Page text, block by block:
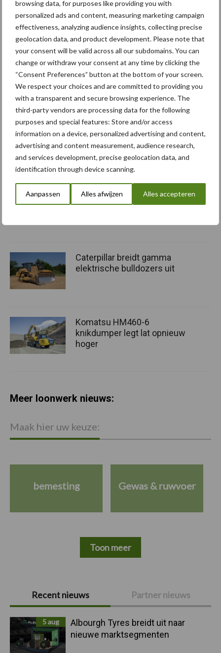
browsing data, for purposes like providing you with
personalized ads and content, measuring marketing campaign
effectiveness, analyzing audience insights, collecting precise
geolocation data, and product development. Please note that
your consent will be valid across all our subdomains. You can
change or withdraw your consent at any time by clicking the
“Consent Preferences” button at the bottom of your screen.
We respect your choices and are committed to providing you
with a transparent and secure browsing experience. The
third-party vendors are processing data for the following
purposes and special features: Store and/or access
information on a device, personalized advertising and content,
advertising and content measurement, audience research,
and services development, precise geolocation data, and
identification through device scanning.
Aanpassen Alles afwijzen Alles accepteren
Bron en afbeeldingen:GRIMME
Tags
rooien Zelfrijder
Primaire
Sidebar
Recent nieuws Partner nieuws
5 aug
Albourgh Tyres breidt uit naar
nieuwe marktsegmenten
Speciaal voor jou! Nieuws over
Albourgh Tyres breidt uit
naar nieuwe
Caterpillar breidt gamma
elektrische bulldozers uit
Komatsu HM460-6
knikdumper legt lat opnieuw
hoger
Meer loonwerk nieuws:
Maak hier uw keuze:
bemesting Gewas & ruwvoer
Toon meer